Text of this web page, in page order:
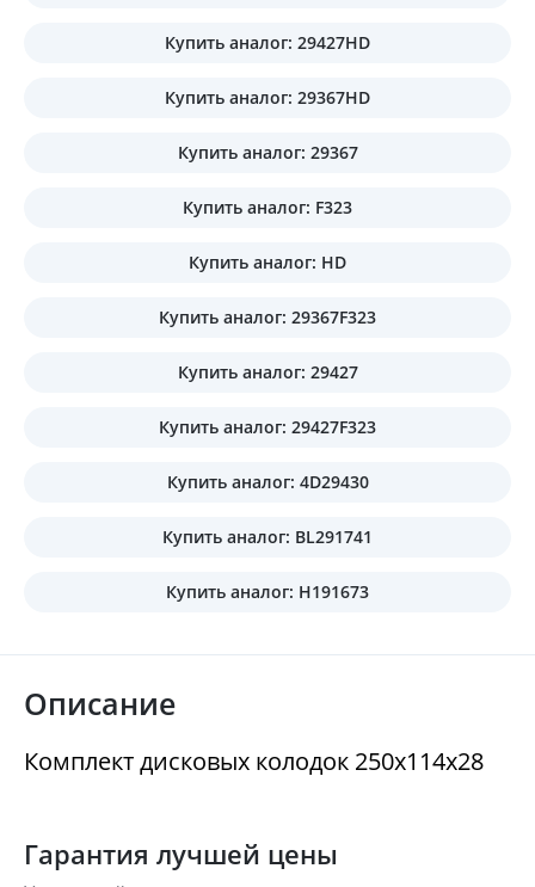
Купить аналог: 29427HD
Купить аналог: 29367HD
Купить аналог: 29367
Купить аналог: F323
Купить аналог: HD
Купить аналог: 29367F323
Купить аналог: 29427
Купить аналог: 29427F323
Купить аналог: 4D29430
Купить аналог: BL291741
Купить аналог: H191673
Описание
Комплект дисковых колодок 250x114x28
Гарантия лучшей цены